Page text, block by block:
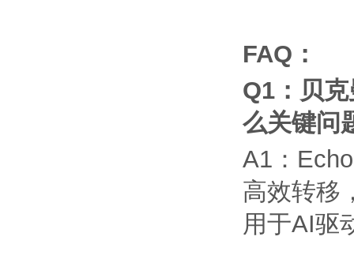
FAQ ：
Q1 ：贝
么关键问
A1 ： Echo
高效转移
用于AI驱